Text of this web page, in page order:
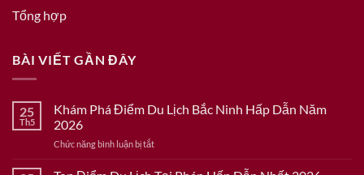
Tổng hợp
BÀI VIẾT GẦN ĐÂY
25
Th5
Khám Phá Điểm Du Lịch Bắc Ninh Hấp Dẫn Năm
2026
Chức năng bình luận bị tắtở
Phá